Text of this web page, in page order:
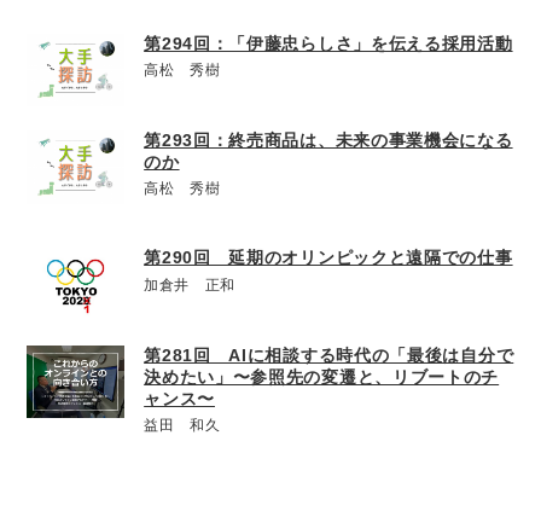
第294回：「伊藤忠らしさ」を伝える採用活動
高松 秀樹
第293回：終売商品は、未来の事業機会になる
のか
高松 秀樹
第290回 延期のオリンピックと遠隔での仕事
加倉井 正和
第281回 AIに相談する時代の「最後は自分で
決めたい」〜参照先の変遷と、リブートのチ
ャンス〜
益田 和久